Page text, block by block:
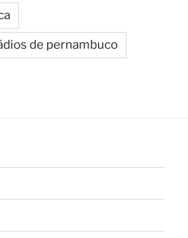
de pernambuco